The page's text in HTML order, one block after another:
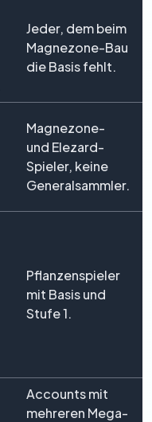
Jeder, dem beim
Magnezone-Bau
die Basis fehlt.
Magnezone-
und Elezard-
Spieler, keine
Generalsammler.
Pflanzenspieler
mit Basis und
Stufe 1.
Accounts mit
mehreren Mega-